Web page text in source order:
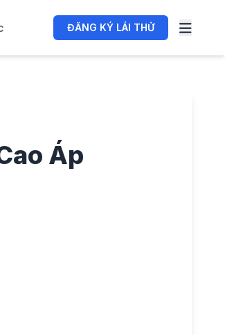
ĐĂNG KÝ LÁI THỬ
Áp